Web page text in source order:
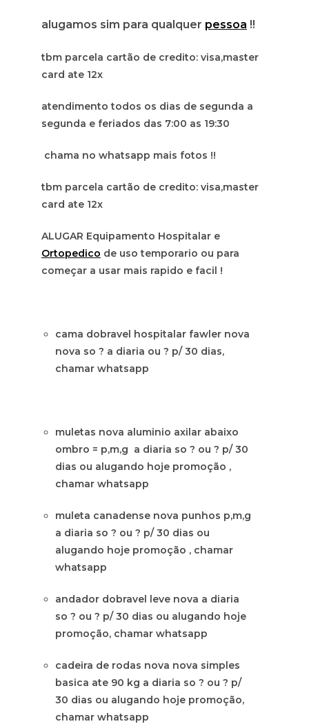
alugamos sim para qualquer pessoa !!
tbm parcela cartão de credito: visa,master
card ate 12x
atendimento todos os dias de segunda a
segunda e feriados das 7:00 as 19:30
chama no whatsapp mais fotos !!
tbm parcela cartão de credito: visa,master
card ate 12x
ALUGAR Equipamento Hospitalar e
Ortopedico de uso temporario ou para
começar a usar mais rapido e facil !
cama dobravel hospitalar fawler nova
nova so ? a diaria ou ? p/ 30 dias,
chamar whatsapp
muletas nova aluminio axilar abaixo
ombro = p,m,g a diaria so ? ou ? p/ 30
dias ou alugando hoje promoção ,
chamar whatsapp
muleta canadense nova punhos p,m,g
a diaria so ? ou ? p/ 30 dias ou
alugando hoje promoção , chamar
whatsapp
andador dobravel leve nova a diaria
so ? ou ? p/ 30 dias ou alugando hoje
promoção, chamar whatsapp
cadeira de rodas nova nova simples
basica ate 90 kg a diaria so ? ou ? p/
30 dias ou alugando hoje promoção,
chamar whatsapp